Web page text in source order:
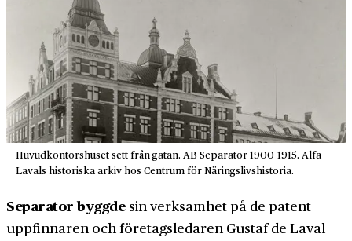
Huvudkontorshuset sett från gatan. AB Separator 1900-1915. Alfa
Lavals historiska arkiv hos Centrum för Näringslivshistoria.
Separator byggdesin verksamhet på de patent
uppfinnaren och företagsledaren Gustaf de Laval